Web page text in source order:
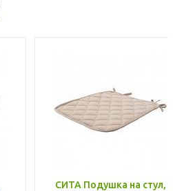
СИТА Подушка на стул,